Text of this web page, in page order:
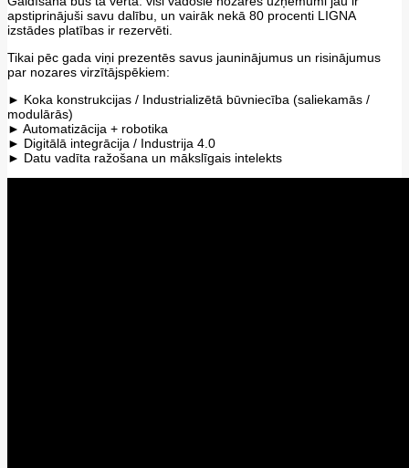
apstiprinājuši savu dalību, un vairāk nekā 80 procenti LIGNA
izstādes platības ir rezervēti.
Tikai pēc gada viņi prezentēs savus jauninājumus un risinājumus
par nozares virzītājspēkiem:
► Koka konstrukcijas / Industrializētā būvniecība (saliekamās /
modulārās)
► Automatizācija + robotika
► Digitālā integrācija / Industrija 4.0
► Datu vadīta ražošana un mākslīgais intelekts